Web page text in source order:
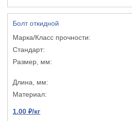
Болт откидной
1.00 ₽/кг